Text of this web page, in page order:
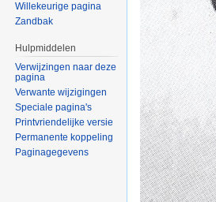
Willekeurige pagina
Zandbak
Hulpmiddelen
Verwijzingen naar deze
pagina
Verwante wijzigingen
Speciale pagina's
Printvriendelijke versie
Permanente koppeling
Paginagegevens